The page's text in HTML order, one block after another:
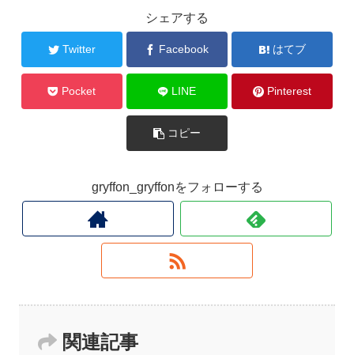
シェアする
Twitter Facebook はてブ
Pocket LINE Pinterest
コピー
gryffon_gryffonをフォローする
関連記事